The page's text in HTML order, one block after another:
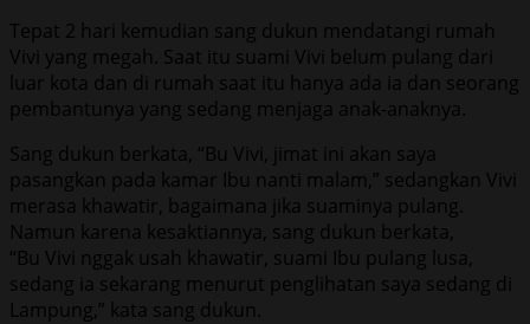
Tepat 2 hari kemudian sang dukun mendatangi rumah
Vivi yang megah. Saat itu suami Vivi belum pulang dari
luar kota dan di rumah saat itu hanya ada ia dan seorang
pembantunya yang sedang menjaga anak-anaknya.
Sang dukun berkata, “Bu Vivi, jimat ini akan saya
pasangkan pada kamar Ibu nanti malam,” sedangkan Vivi
merasa khawatir, bagaimana jika suaminya pulang.
Namun karena kesaktiannya, sang dukun berkata,
“Bu Vivi nggak usah khawatir, suami Ibu pulang lusa,
sedang ia sekarang menurut penglihatan saya sedang di
Lampung,” kata sang dukun.